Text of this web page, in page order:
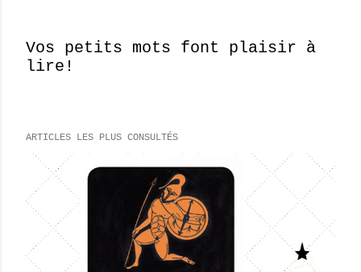
E
g
t
r
Vos petits mots font plaisir à
lire!
ARTICLES LES PLUS CONSULTÉS